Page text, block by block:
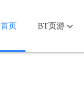
首页 BT页游